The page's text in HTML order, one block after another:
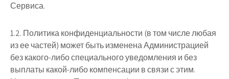
Сервиса.
1.2. Политика конфиденциальности (в том числе любая
из ее частей) может быть изменена Администрацией
без какого-либо специального уведомления и без
выплаты какой-либо компенсации в связи с этим.